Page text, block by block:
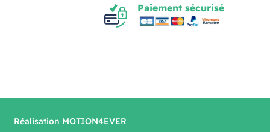
Paiement sécurisé
Réalisation MOTION4EVER